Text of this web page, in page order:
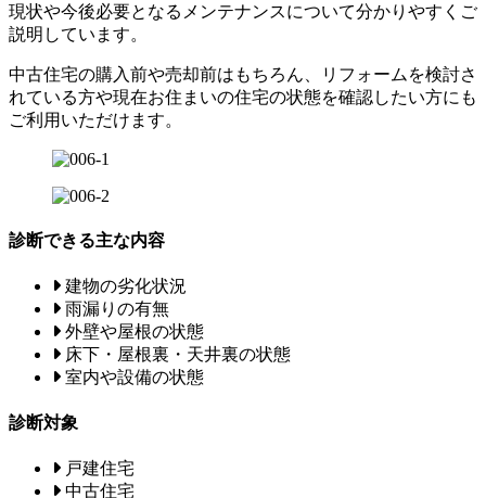
現状や今後必要となるメンテナンスについて分かりやすくご
説明しています。
中古住宅の購入前や売却前はもちろん、リフォームを検討さ
れている方や現在お住まいの住宅の状態を確認したい方にも
ご利用いただけます。
診断できる主な内容
建物の劣化状況
雨漏りの有無
外壁や屋根の状態
床下・屋根裏・天井裏の状態
室内や設備の状態
診断対象
戸建住宅
中古住宅